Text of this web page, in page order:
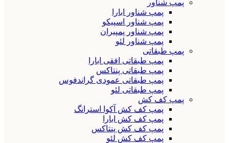
پمپ شناور
پمپ شناور ابارا
پمپ شناور اسپیکو
پمپ شناور پمپیران
پمپ شناور لئو
پمپ طبقاتی
پمپ طبقاتی افقی ابارا
پمپ طبقاتی پنتاکس
پمپ طبقاتی عمودی گراندفوس
پمپ طبقاتی لئو
پمپ کف کش
پمپ کف کش آکوا استرانگ
پمپ کف کش ابارا
پمپ کف کش پنتاکس
پمپ کف کش لئو